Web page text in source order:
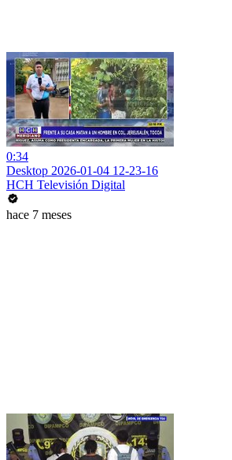
0:34
Desktop 2026-01-04 12-23-16
HCH Televisión Digital
hace 7 meses